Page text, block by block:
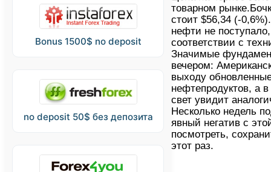
Bonus 1500$ no deposit
no deposit 50$ без депозита
товарном
стоит $56,34 (-
нефти не
соответствии с
Значимые
вечером:
выходу
нефтепродуктов, а
свет увидит
Несколько недель
явный негатив с
посмотреть,
этот раз.